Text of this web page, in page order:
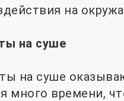
на
на суше
на суше
много времени,